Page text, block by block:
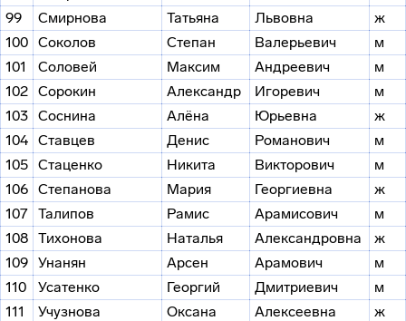
99
Смирнова Татьяна Львовна
ж
100 Соколов Степан Валерьевич
м
101
Соловей Максим Андреевич
м
102 Сорокин Александр Игоревич
м
103 Соснина Алёна Юрьевна
ж
104 Ставцев Денис Романович
м
105 Стаценко Никита Викторович
м
106 Степанова Мария Георгиевна
ж
107 Талипов Рамис Арамисович
м
108 Тихонова Наталья Александровна
ж
109 Унанян Арсен Арамович
м
110
Усатенко Георгий Дмитриевич
м
111
Учузнова Оксана Алексеевна
ж